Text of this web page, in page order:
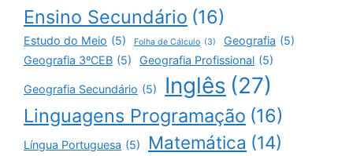
Ensino Secundário (16)
Estudo do Meio (5) Folha de Cálculo (3) Geografia (5)
Geografia 3ºCEB (5) Geografia Profissional (5)
Geografia Secundário (5) Inglês (27)
Linguagens Programação (16)
Língua Portuguesa (5) Matemática (14)